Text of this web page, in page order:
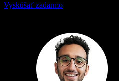
Vyskúšať zadarmo